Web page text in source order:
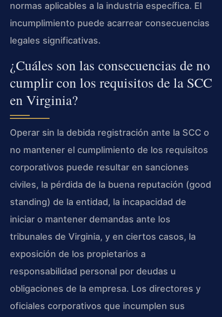
normas aplicables a la industria específica. El
incumplimiento puede acarrear consecuencias
legales significativas.
¿Cuáles son las consecuencias de no
cumplir con los requisitos de la SCC
en Virginia?
Operar sin la debida registración ante la SCC o
no mantener el cumplimiento de los requisitos
corporativos puede resultar en sanciones
civiles, la pérdida de la buena reputación (good
standing) de la entidad, la incapacidad de
iniciar o mantener demandas ante los
tribunales de Virginia, y en ciertos casos, la
exposición de los propietarios a
responsabilidad personal por deudas u
obligaciones de la empresa. Los directores y
oficiales corporativos que incumplen sus